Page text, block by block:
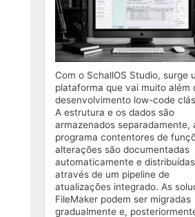
Com o SchallOS Studio, surge
plataforma que vai muito além
desenvolvimento low-code
A estrutura e os dados são
armazenados separadamente,
programa contentores de
alterações são documentadas
automaticamente e distribuídas
através de um pipeline de
atualizações integrado. As
FileMaker podem ser migradas
gradualmente e,